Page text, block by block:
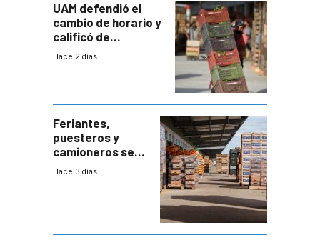
UAM defendió el
cambio de horario y
calificó de
“desproporcionado”
Hace 2 días
Feriantes,
puesteros y
camioneros se
movilizaron en
Hace 3 días